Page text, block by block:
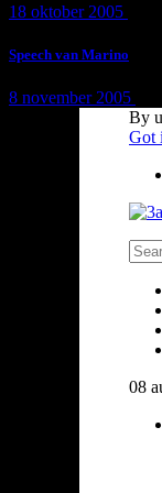
18 oktober 2005
Speech van Marino
8 november 2005
By
Got
08